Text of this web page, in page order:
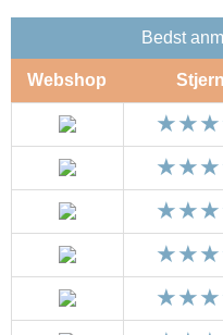
Bedst
Webshop